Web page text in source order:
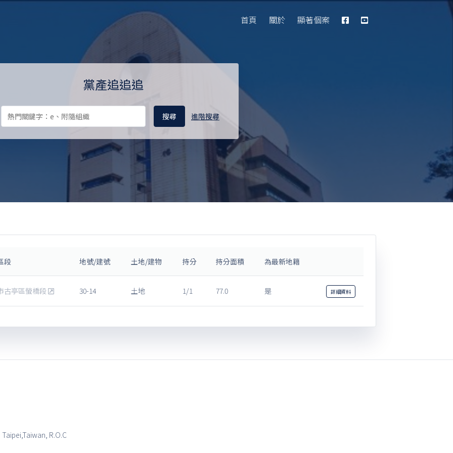
料庫 Ill-gotten Party Assets Database
首頁 關於 顯著個案
黨產追追追
進階搜尋
段 地號/建號 土地/建物 持分 持分面積 為最新地籍
古亭區螢橋段 30-14 土地 1/1 77.0 是 詳細資料
R.O.C